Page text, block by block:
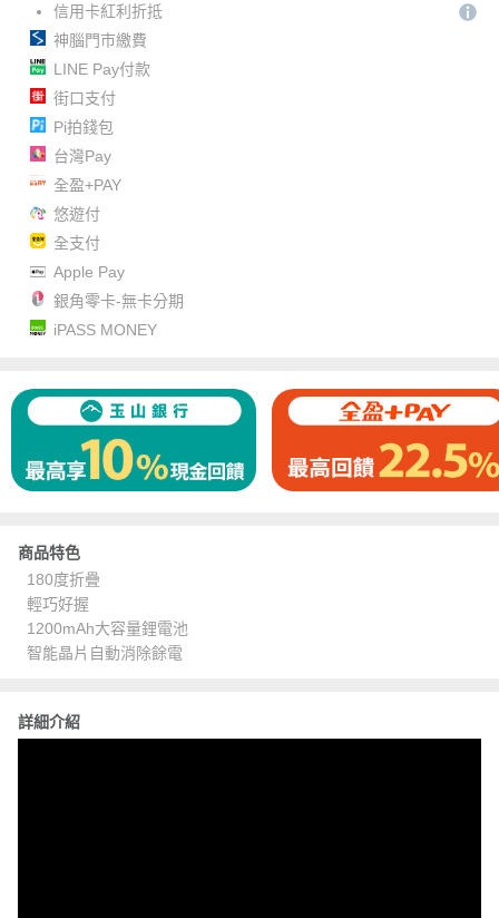
信用卡紅利折抵
神腦門市繳費
LINE Pay付款
街口支付
Pi拍錢包
台灣Pay
全盈+PAY
悠遊付
全支付
Apple Pay
銀角零卡-無卡分期
iPASS MONEY
商品特色
180度折疊
輕巧好握
1200mAh大容量鋰電池
智能晶片自動消除餘電
詳細介紹